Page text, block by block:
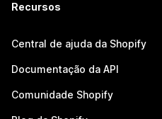
Recursos
Central de ajuda da Shopify
Documentação da API
Comunidade Shopify